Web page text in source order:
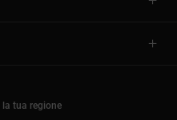
la tua regione